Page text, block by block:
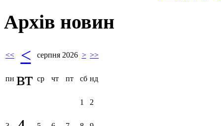
Архів новин
<< < серпня 2026 > >>
пн вт ср чт пт сб нд
1 2